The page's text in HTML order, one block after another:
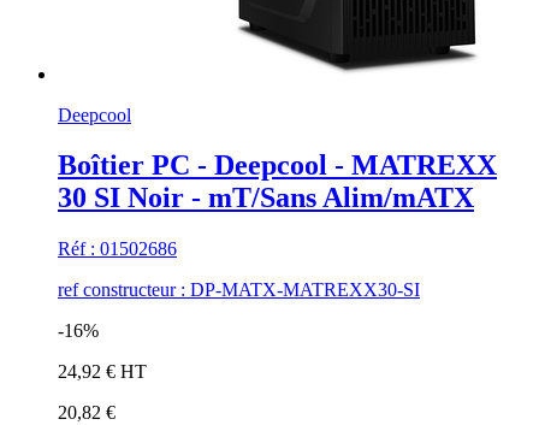
Deepcool
Boîtier PC - Deepcool - MATREXX
30 SI Noir - mT/Sans Alim/mATX
Réf : 01502686
ref constructeur : DP-MATX-MATREXX30-SI
-16%
24,92 € HT
20,82 €